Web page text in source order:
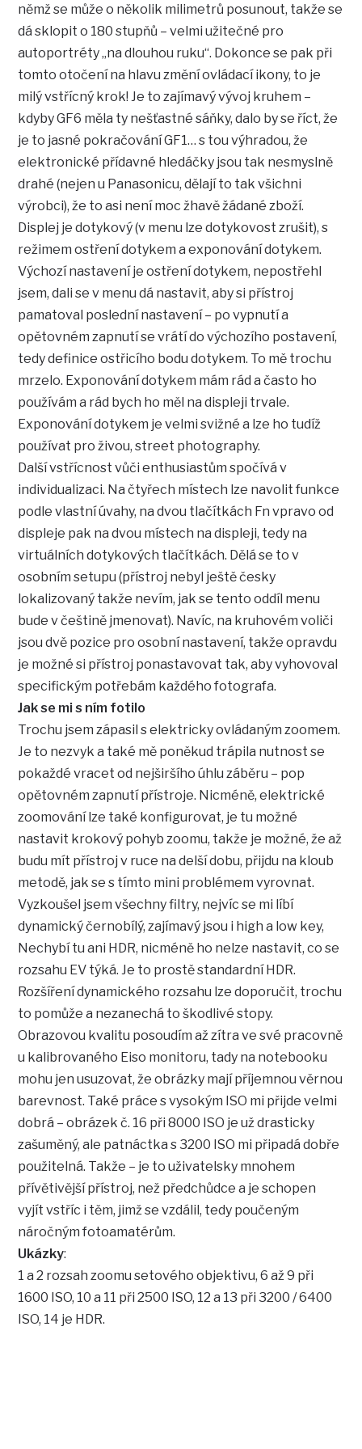
němž se může o několik milimetrů posunout, takže se
dá sklopit o 180 stupňů – velmi užitečné pro
autoportréty „na dlouhou ruku“. Dokonce se pak při
tomto otočení na hlavu změní ovládací ikony, to je
milý vstřícný krok! Je to zajímavý vývoj kruhem –
kdyby GF6 měla ty nešťastné sáňky, dalo by se říct, že
je to jasné pokračování GF1… s tou výhradou, že
elektronické přídavné hledáčky jsou tak nesmyslně
drahé (nejen u Panasonicu, dělají to tak všichni
výrobci), že to asi není moc žhavě žádané zboží.
Displej je dotykový (v menu lze dotykovost zrušit), s
režimem ostření dotykem a exponování dotykem.
Výchozí nastavení je ostření dotykem, nepostřehl
jsem, dali se v menu dá nastavit, aby si přístroj
pamatoval poslední nastavení – po vypnutí a
opětovném zapnutí se vrátí do výchozího postavení,
tedy definice ostřicího bodu dotykem. To mě trochu
mrzelo. Exponování dotykem mám rád a často ho
používám a rád bych ho měl na displeji trvale.
Exponování dotykem je velmi svižné a lze ho tudíž
používat pro živou, street photography.
Další vstřícnost vůči enthusiastům spočívá v
individualizaci. Na čtyřech místech lze navolit funkce
podle vlastní úvahy, na dvou tlačítkách Fn vpravo od
displeje pak na dvou místech na displeji, tedy na
virtuálních dotykových tlačítkách. Dělá se to v
osobním setupu (přístroj nebyl ještě česky
lokalizovaný takže nevím, jak se tento oddíl menu
bude v češtině jmenovat). Navíc, na kruhovém voliči
jsou dvě pozice pro osobní nastavení, takže opravdu
je možné si přístroj ponastavovat tak, aby vyhovoval
specifickým potřebám každého fotografa.
Jak se mi s ním fotilo
Trochu jsem zápasil s elektricky ovládaným zoomem.
Je to nezvyk a také mě poněkud trápila nutnost se
pokaždé vracet od nejširšího úhlu záběru – pop
opětovném zapnutí přístroje. Nicméně, elektrické
zoomování lze také konfigurovat, je tu možné
nastavit krokový pohyb zoomu, takže je možné, že až
budu mít přístroj v ruce na delší dobu, přijdu na kloub
metodě, jak se s tímto mini problémem vyrovnat.
Vyzkoušel jsem všechny filtry, nejvíc se mi líbí
dynamický černobílý, zajímavý jsou i high a low key,
Nechybí tu ani HDR, nicméně ho nelze nastavit, co se
rozsahu EV týká. Je to prostě standardní HDR.
Rozšíření dynamického rozsahu lze doporučit, trochu
to pomůže a nezanechá to škodlivé stopy.
Obrazovou kvalitu posoudím až zítra ve své pracovně
u kalibrovaného Eiso monitoru, tady na notebooku
mohu jen usuzovat, že obrázky mají příjemnou věrnou
barevnost. Také práce s vysokým ISO mi přijde velmi
dobrá – obrázek č. 16 při 8000 ISO je už drasticky
zašuměný, ale patnáctka s 3200 ISO mi připadá dobře
použitelná. Takže – je to uživatelsky mnohem
přívětivější přístroj, než předchůdce a je schopen
vyjít vstříc i těm, jimž se vzdálil, tedy poučeným
náročným fotoamatérům.
Ukázky:
1 a 2 rozsah zoomu setového objektivu, 6 až 9 při
1600 ISO, 10 a 11 při 2500 ISO, 12 a 13 při 3200 / 6400
ISO, 14 je HDR.